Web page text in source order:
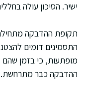
ישיר. הסיכון עולה
תקופת ההדבקה
התסמינים דומים
מופתעות, כי בזמן
ההדבקה כבר מתרחשת.